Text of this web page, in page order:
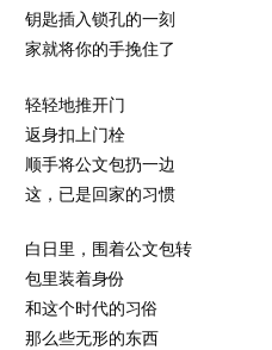
钥匙插入锁孔的一刻
家就将你的手挽住了
轻轻地推开门
返身扣上门栓
顺手将公文包扔一边
这，已是回家的习惯
白日里，围着公文包转
包里装着身份
和这个时代的习俗
那么些无形的东西